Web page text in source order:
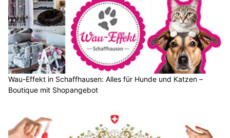
Wau-Effekt in Schaffhausen: Alles für Hunde und Katzen –
Boutique mit Shopangebot